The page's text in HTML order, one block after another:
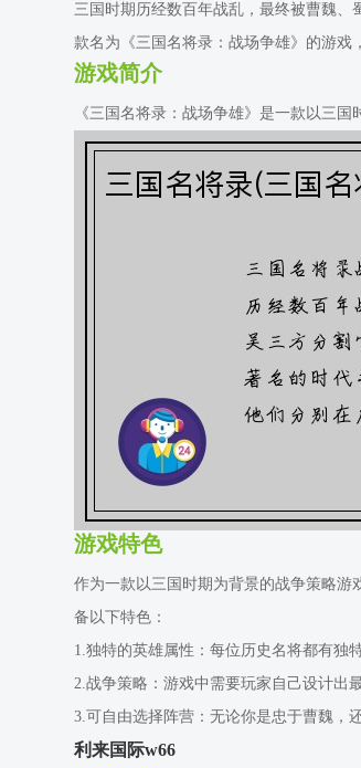
三国时期历经数百年战乱，最终被曹魏
款名为《三国名将录：战场争雄》的游戏
游戏简介
《三国名将录：战场争雄》是一款以三
游戏特色
作为一款以三国时期为背景的战争策略
备以下特色：
1.独特的英雄属性：每位历史名将都有独
2.战争策略：游戏中需要玩家自己设计出
3.可自由选择阵营：无论你是忠于曹魏，
利来国际w66